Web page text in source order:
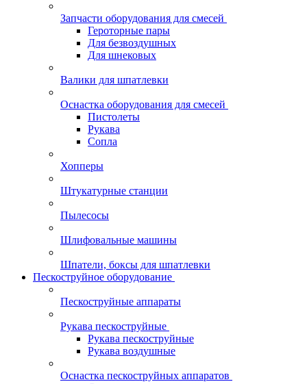
Запчасти оборудования для смесей
Героторные пары
Для безвоздушных
Для шнековых
Валики для шпатлевки
Оснастка оборудования для смесей
Пистолеты
Рукава
Сопла
Хопперы
Штукатурные станции
Пылесосы
Шлифовальные машины
Шпатели, боксы для шпатлевки
Пескоструйное оборудование
Пескоструйные аппараты
Рукава пескоструйные
Рукава пескоструйные
Рукава воздушные
Оснастка пескоструйных аппаратов